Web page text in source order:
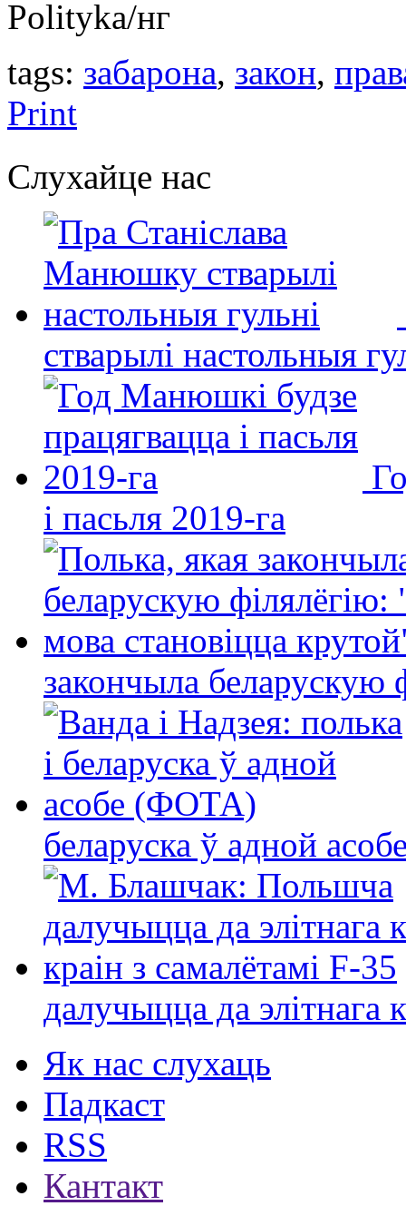
Polityka/нг
tags: забарона, закон,
Print
Слухайце нас
стварылі настольныя
і пасьля 2019-га
закончыла беларускую
беларуска ў адной
далучыцца да элітнага
Як нас слухаць
Падкаст
RSS
Кантакт